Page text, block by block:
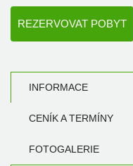
REZERVOVAT POBYT
INFORMACE
CENÍK A TERMÍNY
FOTOGALERIE